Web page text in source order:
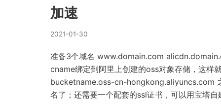
加速
2021-01-30
准备3个域名 www.domain.com
cname绑定到阿里上创建的oss对象存储，这样
bucketname.oss-cn-hongkong.aliyuncs.com
名了；还需要一个配套的ssl证书，可以用宝塔自